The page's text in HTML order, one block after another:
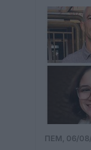
ΠΕΜ, 06/